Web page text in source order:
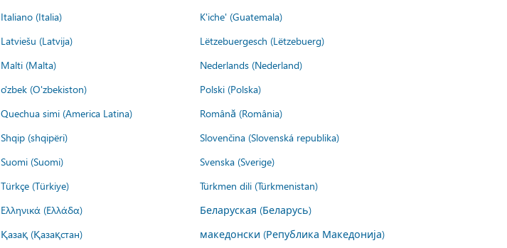
Italiano (Italia)
K'iche' (Guatemala)
Latviešu (Latvija)
Lëtzebuergesch (Lëtzebuerg)
Malti (Malta)
Nederlands (Nederland)
o'zbek (O'zbekiston)
Polski (Polska)
Quechua simi (America Latina)
Română (România)
Shqip (shqipëri)
Slovenčina (Slovenská republika)
Suomi (Suomi)
Svenska (Sverige)
Türkçe (Türkiye)
Türkmen dili (Türkmenistan)
Ελληνικά (Ελλάδα)
Беларуская (Беларусь)
Қазақ (Қазақстан)
македонски (Република Македонија)